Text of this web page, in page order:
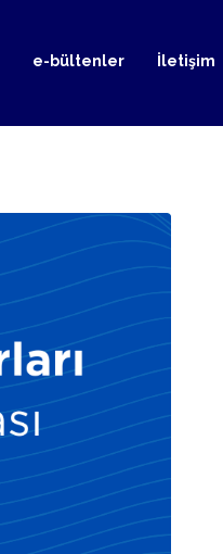
e-bültenler İletişim